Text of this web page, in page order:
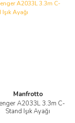
Manfrotto
A2033L 3.3m C-
Stand Işık Ayağı
Görüntüle